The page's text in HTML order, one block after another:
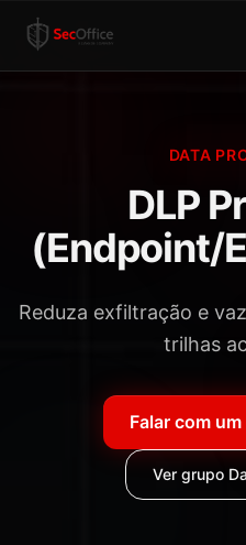
DATA
DLP
(Endpoint/
Reduza exfiltração e
trilhas
Falar com
Ver grupo